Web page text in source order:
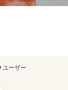
ユーザー